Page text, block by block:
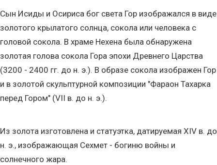
Сын Исиды и Осириса бог света Гор изображался в виде
золотого крылатого солнца, сокола или человека с
головой сокола. В храме Нехена была обнаружена
золотая голова сокола Гора эпохи Древнего Царства
(3200 - 2400 гг. до н. э.). В образе сокола изображен Гор
и в золотой скульптурной композиции "Фараон Тахарка
перед Гором" (VII в. до н. э.).
Из золота изготовлена и статуэтка, датируемая XIV в. до
н. э., изображающая Сехмет - богиню войны и
солнечного жара.